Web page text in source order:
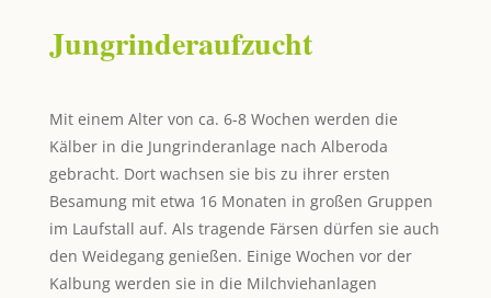
Jungrinderaufzucht
Mit einem Alter von ca. 6-8 Wochen werden die
Kälber in die Jungrinderanlage nach Alberoda
gebracht. Dort wachsen sie bis zu ihrer ersten
Besamung mit etwa 16 Monaten in großen Gruppen
im Laufstall auf. Als tragende Färsen dürfen sie auch
den Weidegang genießen. Einige Wochen vor der
Kalbung werden sie in die Milchviehanlagen